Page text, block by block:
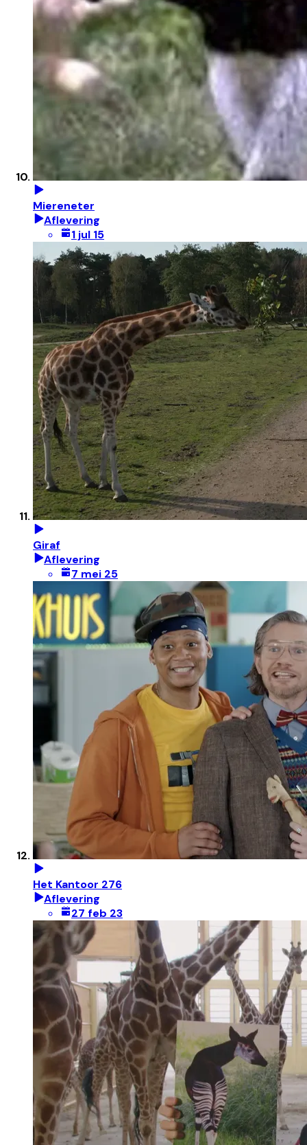
Miereneter
Aflevering
1 jul 15
Giraf
Aflevering
7 mei 25
Het Kantoor 276
Aflevering
27 feb 23